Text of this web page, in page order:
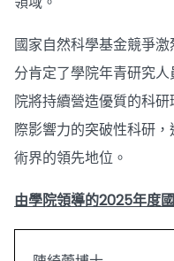
國家自然科學基金競爭
分肯定了學院年青研究
院將持續營造優質的科
際影響力的突破性科研
術界的領先地位。
由學院領導的2025年度